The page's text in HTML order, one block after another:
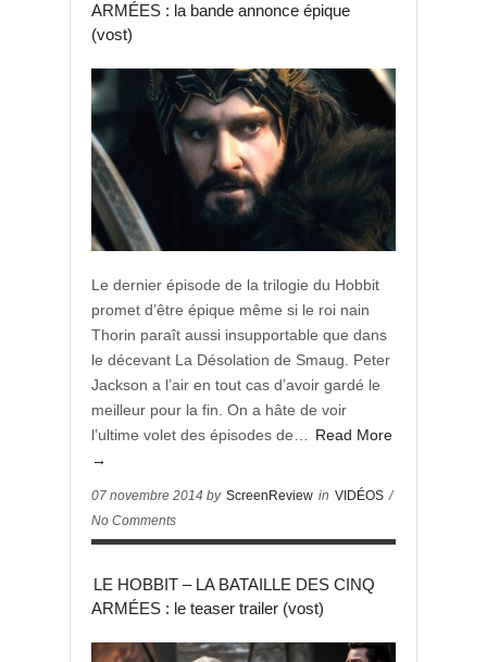
ARMÉES : la bande annonce épique
(vost)
Le dernier épisode de la trilogie du Hobbit
promet d’être épique même si le roi nain
Thorin paraît aussi insupportable que dans
le décevant La Désolation de Smaug. Peter
Jackson a l’air en tout cas d’avoir gardé le
meilleur pour la fin. On a hâte de voir
l’ultime volet des épisodes de…
Read More
→
07 novembre 2014 by ScreenReview in VIDÉOS /
No Comments
LE HOBBIT – LA BATAILLE DES CINQ
ARMÉES : le teaser trailer (vost)